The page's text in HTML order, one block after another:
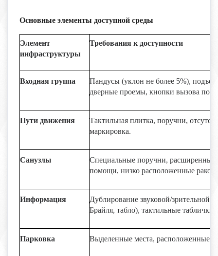
Основные элементы доступной среды
Элемент
инфраструктуры
Требования к доступности
Входная группа
Пандусы (уклон не более 5%),
дверные проемы, кнопки вызова
Пути движения
Тактильная плитка, поручни,
маркировка.
Санузлы
Специальные поручни, расширенные
помощи, низко расположенные
Информация
Дублирование звуковой/зрительной
Брайля, табло), тактильные таблички.
Парковка Выделенные места, расположенные